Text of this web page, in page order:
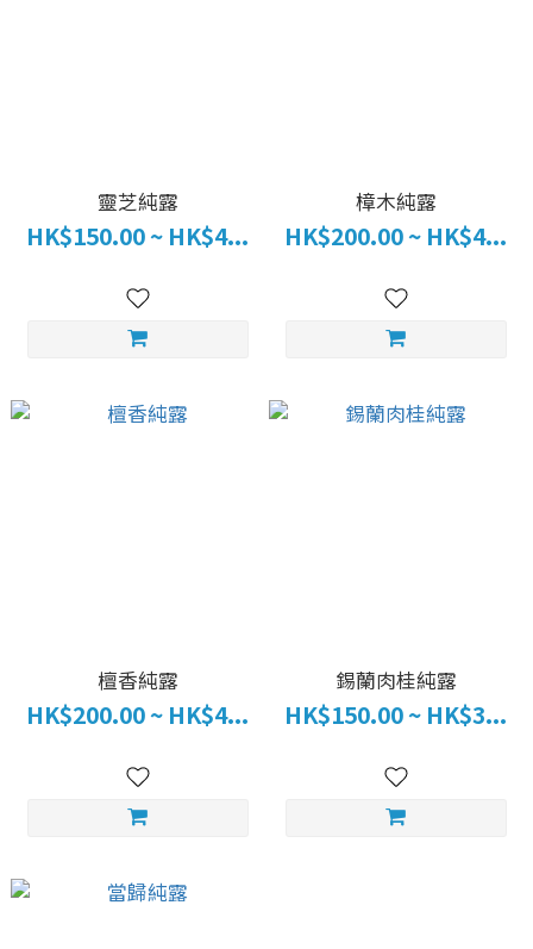
靈芝純露
HK$150.00 ~ HK$4...
樟木純露
HK$200.00 ~ HK$4...
檀香純露
HK$200.00 ~ HK$4...
錫蘭肉桂純露
HK$150.00 ~ HK$3...